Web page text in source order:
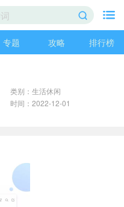
专题 攻略 排行榜
类别：生活休闲
时间：2022-12-01